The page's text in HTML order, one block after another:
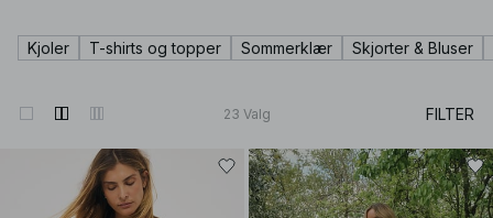
Kjoler T-shirts og topper Sommerklær Skjorter & Bluser
23 Valg FILTER